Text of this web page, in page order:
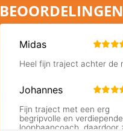
BEOORDELINGEN